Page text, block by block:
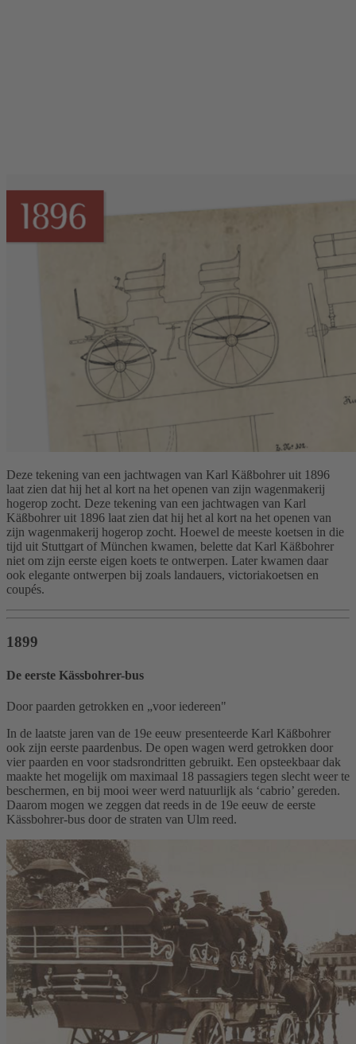
Deze tekening van een jachtwagen van Karl Käßbohrer uit 1896
laat zien dat hij het al kort na het openen van zijn wagenmakerij
hogerop zocht. Deze tekening van een jachtwagen van Karl
Käßbohrer uit 1896 laat zien dat hij het al kort na het openen van
zijn wagenmakerij hogerop zocht. Hoewel de meeste koetsen in die
tijd uit Stuttgart of München kwamen, belette dat Karl Käßbohrer
niet om zijn eerste eigen koets te ontwerpen. Later kwamen daar
ook elegante ontwerpen bij zoals landauers, victoriakoetsen en
coupés.
1899
De eerste Kässbohrer-bus
Door paarden getrokken en „voor iedereen"
In de laatste jaren van de 19e eeuw presenteerde Karl Käßbohrer
ook zijn eerste paardenbus. De open wagen werd getrokken door
vier paarden en voor stadsrondritten gebruikt. Een opsteekbaar dak
maakte het mogelijk om maximaal 18 passagiers tegen slecht weer te
beschermen, en bij mooi weer werd natuurlijk als ‘cabrio’ gereden.
Daarom mogen we zeggen dat reeds in de 19e eeuw de eerste
Kässbohrer-bus door de straten van Ulm reed.